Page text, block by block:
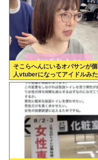
そこらへんにいるオバサンが個
人vtuberになってアイドルみた
いに扱わてるのヤバない？